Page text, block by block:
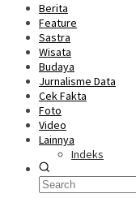
Berita
Feature
Sastra
Wisata
Budaya
Jurnalisme Data
Cek Fakta
Foto
Video
Lainnya
Indeks